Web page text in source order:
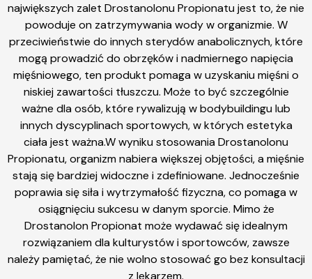
największych zalet Drostanolonu Propionatu jest to, że nie
powoduje on zatrzymywania wody w organizmie. W
przeciwieństwie do innych sterydów anabolicznych, które
mogą prowadzić do obrzęków i nadmiernego napięcia
mięśniowego, ten produkt pomaga w uzyskaniu mięśni o
niskiej zawartości tłuszczu. Może to być szczególnie
ważne dla osób, które rywalizują w bodybuildingu lub
innych dyscyplinach sportowych, w których estetyka
ciała jest ważna.W wyniku stosowania Drostanolonu
Propionatu, organizm nabiera większej objętości, a mięśnie
stają się bardziej widoczne i zdefiniowane. Jednocześnie
poprawia się siła i wytrzymałość fizyczna, co pomaga w
osiągnięciu sukcesu w danym sporcie. Mimo że
Drostanolon Propionat może wydawać się idealnym
rozwiązaniem dla kulturystów i sportowców, zawsze
należy pamiętać, że nie wolno stosować go bez konsultacji